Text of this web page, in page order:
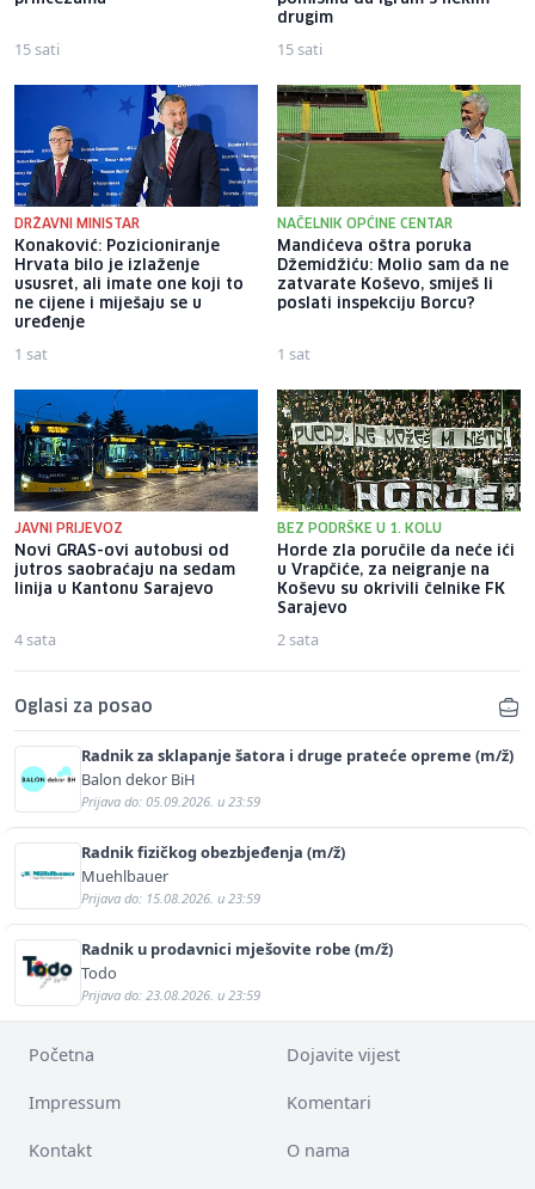
15 sati
drugim
15 sati
DRŽAVNI MINISTAR
Konaković: Pozicioniranje
Hrvata bilo je izlaženje
ususret, ali imate one koji to
ne cijene i miješaju se u
uređenje
1 sat
NAČELNIK OPĆINE CENTAR
Mandićeva oštra poruka
Džemidžiću: Molio sam da ne
zatvarate Koševo, smiješ li
poslati inspekciju Borcu?
1 sat
JAVNI PRIJEVOZ
Novi GRAS-ovi autobusi od
jutros saobraćaju na sedam
linija u Kantonu Sarajevo
4 sata
BEZ PODRŠKE U 1. KOLU
Horde zla poručile da neće ići
u Vrapčiće, za neigranje na
Koševu su okrivili čelnike FK
Sarajevo
2 sata
Oglasi za posao
Radnik za sklapanje šatora i druge prateće opreme (m/ž)
Balon dekor BiH
Prijava do: 05.09.2026. u 23:59
Radnik fizičkog obezbjeđenja (m/ž)
Muehlbauer
Prijava do: 15.08.2026. u 23:59
Radnik u prodavnici mješovite robe (m/ž)
Todo
Prijava do: 23.08.2026. u 23:59
Početna Dojavite vijest
Impressum Komentari
Kontakt O nama